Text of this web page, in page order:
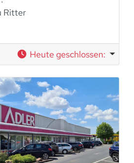
Ritter
Heute geschlossen: